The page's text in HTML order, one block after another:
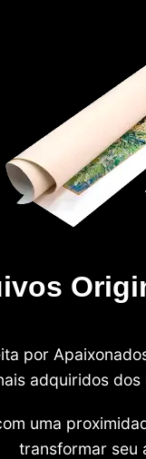
por
adquiridos
uma
transformar seu